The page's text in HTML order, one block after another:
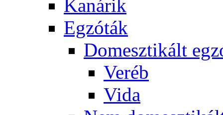
Kanárik
Egzóták
Domesztikált
Veréb
Vida